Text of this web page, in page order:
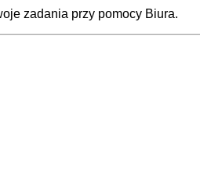
zadania przy pomocy Biura.